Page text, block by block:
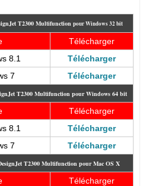
T2300 Multifunction pour Windows 32 bit
Télécharger
8.1
Télécharger
7
Télécharger
T2300 Multifunction pour Windows 64 bit
Télécharger
8.1
Télécharger
7
Télécharger
T2300 Multifunction pour Mac OS X
Télécharger